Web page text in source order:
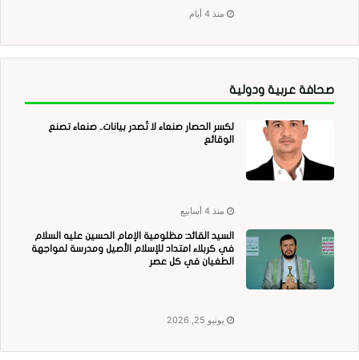
منذ 4 أيام
صحافة عربية ودولية
لكسر الحصار صنعاء لا تُصدر بيانات.. صنعاء تصنع
الوقائع
منذ 4 أسابيع
السيد القائد: مظلومية الإمام الحسين عليه السلام
في كربلاء امتداد للإسلام الأصيل ومدرسة لمواجهة
الطغيان في كل عصر
يونيو 25, 2026